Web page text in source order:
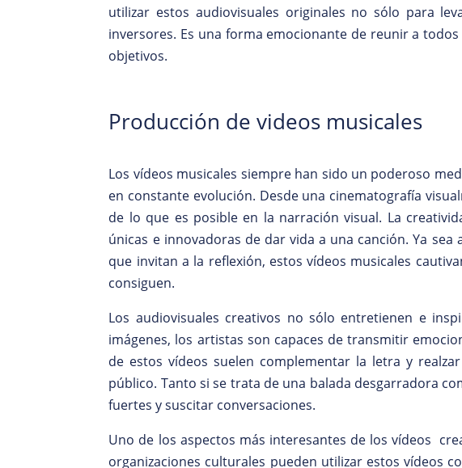
utilizar estos audiovisuales originales no sólo para
inversores. Es una forma emocionante de reunir a
objetivos.
Producción de videos musicales
Los vídeos musicales siempre han sido un poderoso
en constante evolución. Desde una cinematografía
de lo que es posible en la narración visual. La
únicas e innovadoras de dar vida a una canción. Ya
que invitan a la reflexión, estos vídeos musicales
consiguen.
Los audiovisuales creativos no sólo entretienen e
imágenes, los artistas son capaces de transmitir
de estos vídeos suelen complementar la letra y
público. Tanto si se trata de una balada desgarradora
fuertes y suscitar conversaciones.
Uno de los aspectos más interesantes de los vídeos
organizaciones culturales pueden utilizar estos vídeos